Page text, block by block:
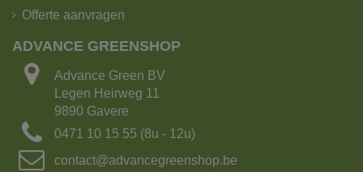
De kipoplegger heeft het grootste laadvermogen!
Laadvermogen: 25 ton of 15m³ grond
Aantal Big bags: 15
Lengte: 16.5 m
Breedte: 2.70m
Offerte aanvragen
ADVANCE GREENSHOP
Advance Green BV
Legen Heirweg 11
9890 Gavere
0471 10 15 55 (8u - 12u)
contact@advancegreenshop.be